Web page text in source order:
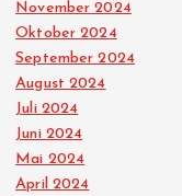
November 2024
Oktober 2024
September 2024
August 2024
Juli 2024
Juni 2024
Mai 2024
April 2024